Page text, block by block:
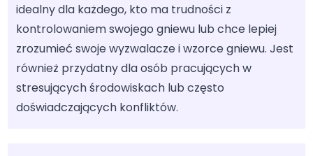
idealny dla każdego, kto ma trudności z
kontrolowaniem swojego gniewu lub chce lepiej
zrozumieć swoje wyzwalacze i wzorce gniewu. Jest
również przydatny dla osób pracujących w
stresujących środowiskach lub często
doświadczających konfliktów.